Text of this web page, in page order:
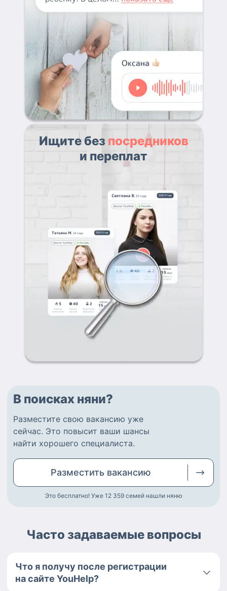
Ищите без посредников
и переплат
В поисках няни?
Разместите свою вакансию уже
сейчас. Это повысит ваши шансы
найти хорошего специалиста.
Разместить вакансию
Это бесплатно! Уже 12 359 семей нашли няню
Часто задаваемые вопросы
Что я получу после регистрации
на сайте YouHelp?